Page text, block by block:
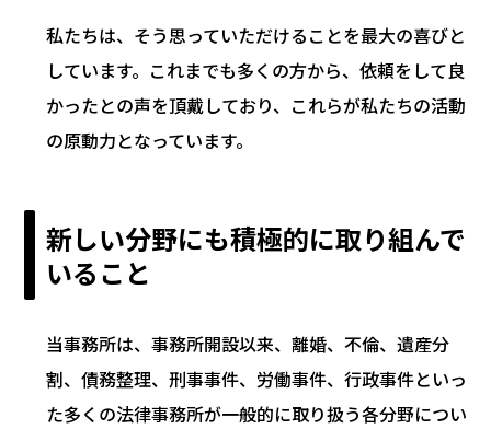
私たちは、そう思っていただけることを最大の喜びと
しています。これまでも多くの方から、依頼をして良
かったとの声を頂戴しており、これらが私たちの活動
の原動力となっています。
新しい分野にも積極的に取り組んで
いること
当事務所は、事務所開設以来、離婚、不倫、遺産分
割、債務整理、刑事事件、労働事件、行政事件といっ
た多くの法律事務所が一般的に取り扱う各分野につい